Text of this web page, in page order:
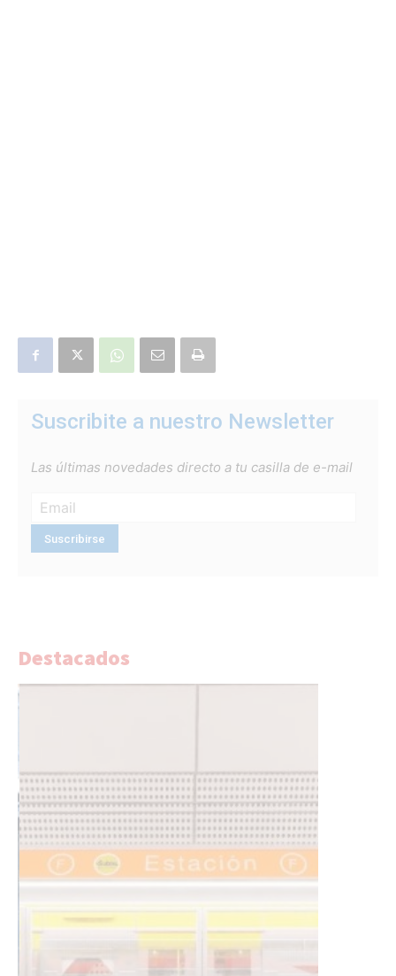
Suscribite a nuestro Newsletter
Las últimas novedades directo a tu casilla de e-mail
Destacados